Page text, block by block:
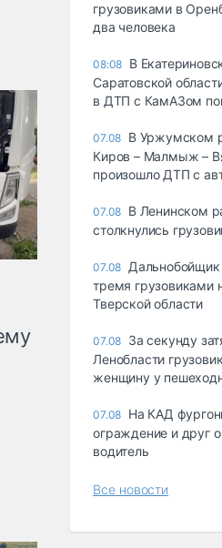
грузовиками в
два человека
08:08 В
Саратовской
в ДТП с КамАЗом
07.08 В Уржумском
Киров – Малмыж –
произошло ДТП с
07.08 В Ленинском
столкнулись
07.08
тремя грузовиками
Тверской области
07.08 За секунду
Ленобласти
женщину у
07.08 На КАД
ограждение и друг
водитель
Все новости